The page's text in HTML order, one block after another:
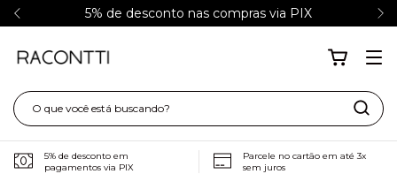
5% de desconto nas compras via PIX
5% de desconto em
pagamentos via PIX
Parcele no cartão em até 3x
sem juros